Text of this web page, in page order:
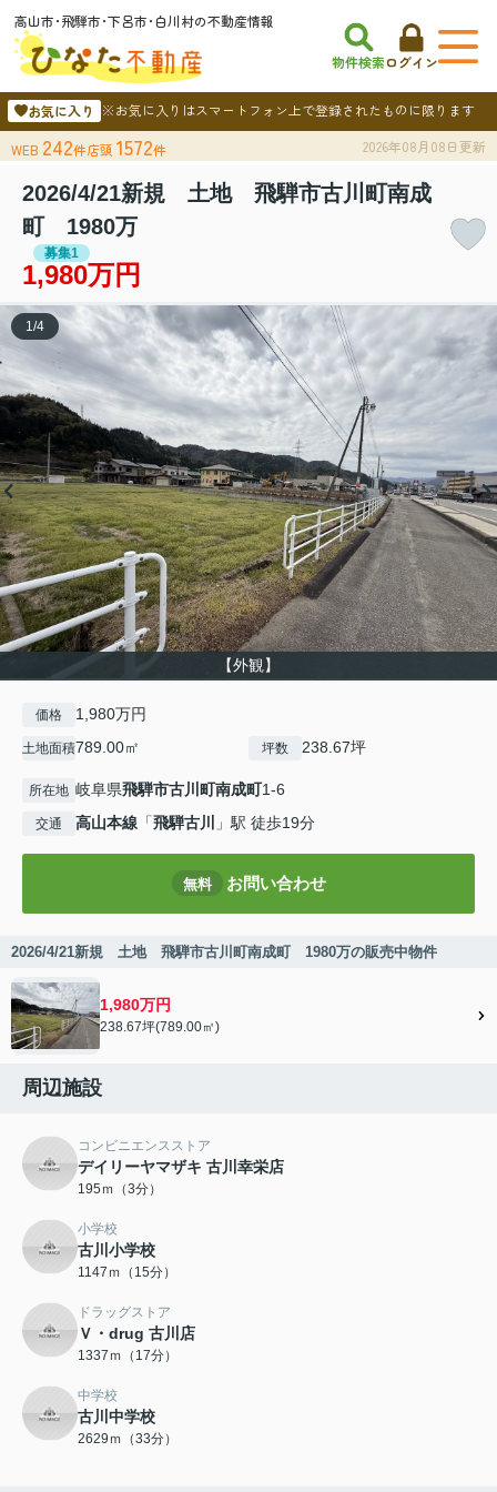
高山市･飛騨市･下呂市･白川村の不動産情報
物件検索ログイン
お気に入り ※お気に入りはスマートフォン上で登録されたものに限ります
WEB 242件店頭 1572件 2026年08月08日更新
2026/4/21新規 土地 飛騨市古川町南成
町 1980万
募集1
1,980万円
【外観】
1/4
価格 1,980万円
土地面積789.00㎡ 坪数 238.67坪
所在地 岐阜県飛騨市古川町南成町1-6
交通 高山本線 「飛騨古川 」駅 徒歩19分
無料 お問い合わせ
2026/4/21新規 土地 飛騨市古川町南成町 1980万の販売中物件
1,980万円
238.67坪(789.00㎡)
周辺施設
コンビニエンスストア
デイリーヤマザキ 古川幸栄店
195ｍ（3分）
小学校
古川小学校
1147ｍ（15分）
ドラッグストア
Ｖ・drug 古川店
1337ｍ（17分）
中学校
古川中学校
2629ｍ（33分）